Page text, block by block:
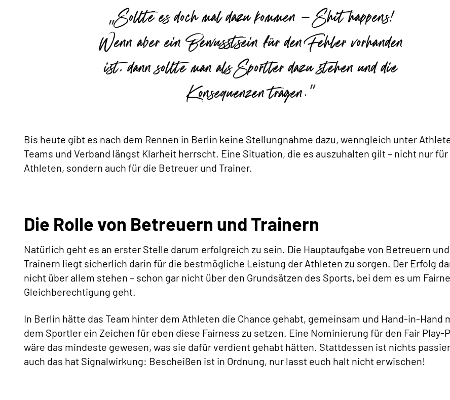
Sollte es doch mal dazu kommen – Shit happens!
Wenn aber ein Bewusstsein für den Fehler vorhanden
ist, dann sollte man als Sportler dazu stehen und die
Konsequenzen tragen.
Bis heute gibt es nach dem Rennen in Berlin keine Stellungnahme dazu, wenngleich unter
Teams und Verband längst Klarheit herrscht. Eine Situation, die es auszuhalten gilt – nicht nur für
Athleten, sondern auch für die Betreuer und Trainer.
Die Rolle von Betreuern und Trainern
Natürlich geht es an erster Stelle darum erfolgreich zu sein. Die Hauptaufgabe von Betreuern und
Trainern liegt sicherlich darin für die bestmögliche Leistung der Athleten zu sorgen. Der Erfolg
nicht über allem stehen – schon gar nicht über den Grundsätzen des Sports, bei dem es um
Gleichberechtigung geht.
In Berlin hätte das Team hinter dem Athleten die Chance gehabt, gemeinsam und Hand-in-Hand
dem Sportler ein Zeichen für eben diese Fairness zu setzen. Eine Nominierung für den Fair Play-
wäre das mindeste gewesen, was sie dafür verdient gehabt hätten. Stattdessen ist nichts
auch das hat Signalwirkung: Bescheißen ist in Ordnung, nur lasst euch halt nicht erwischen!